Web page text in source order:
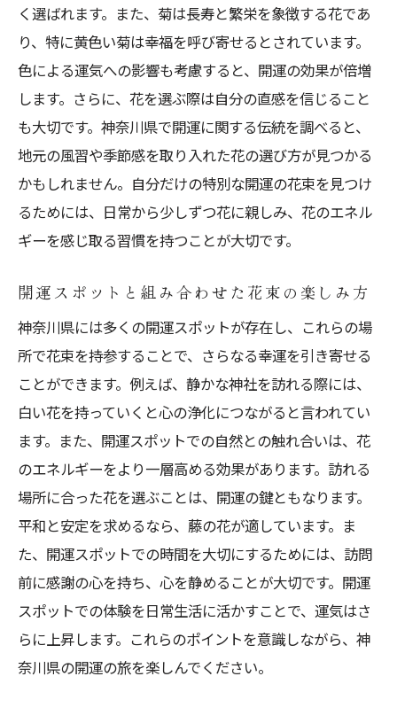
く選ばれます。また、菊は長寿と繁栄を象徴する花であ
り、特に黄色い菊は幸福を呼び寄せるとされています。
色による運気への影響も考慮すると、開運の効果が倍増
します。さらに、花を選ぶ際は自分の直感を信じること
も大切です。神奈川県で開運に関する伝統を調べると、
地元の風習や季節感を取り入れた花の選び方が見つかる
かもしれません。自分だけの特別な開運の花束を見つけ
るためには、日常から少しずつ花に親しみ、花のエネル
ギーを感じ取る習慣を持つことが大切です。
開運スポットと組み合わせた花束の楽しみ方
神奈川県には多くの開運スポットが存在し、これらの場
所で花束を持参することで、さらなる幸運を引き寄せる
ことができます。例えば、静かな神社を訪れる際には、
白い花を持っていくと心の浄化につながると言われてい
ます。また、開運スポットでの自然との触れ合いは、花
のエネルギーをより一層高める効果があります。訪れる
場所に合った花を選ぶことは、開運の鍵ともなります。
平和と安定を求めるなら、藤の花が適しています。ま
た、開運スポットでの時間を大切にするためには、訪問
前に感謝の心を持ち、心を静めることが大切です。開運
スポットでの体験を日常生活に活かすことで、運気はさ
らに上昇します。これらのポイントを意識しながら、神
奈川県の開運の旅を楽しんでください。